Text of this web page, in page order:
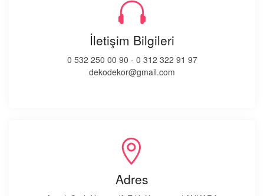
İletişim Bilgileri
0 532 250 00 90 - 0 312 322 91 97
dekodekor@gmail.com
Adres